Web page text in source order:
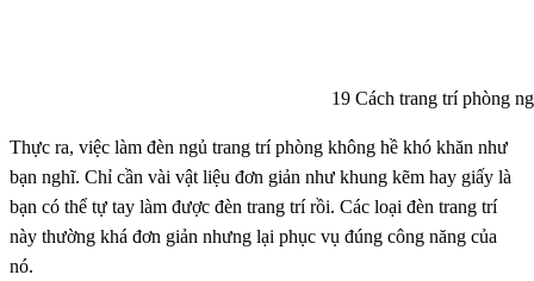
19 Cách trang trí phòng
Thực ra, việc làm đèn ngủ trang trí phòng không hề khó khăn như
bạn nghĩ. Chỉ cần vài vật liệu đơn giản như khung kẽm hay giấy là
bạn có thể tự tay làm được đèn trang trí rồi. Các loại đèn trang trí
này thường khá đơn giản nhưng lại phục vụ đúng công năng của
nó.